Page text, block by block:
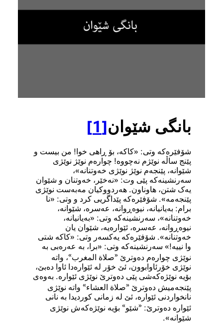
بانگی شێوان[1]
شۆفێرەکە وتی: «کاکە، بۆ ڕاهی خوا! من بیست و
پێنج ساڵە نوێژم نەچووە! چوارەم نوێژ نوێژی
شێوانە، پێنجەم نوێژ نوێژی خەوتنانە»،
سەرنشینەکە پێی وت: «نەخێر، خەوتنان و شێوان
یەک شتن، هاوناون. هەردووکیان مەبەست نوێژی
پێنجەمە». شۆفێرەکە پێداگریی کرد و وتی: «نا
برام: بەیانیانە، نیوەڕوانە، عەسرە، شێوانە،
خەوتنانە»، سەرنشینەکە وتی: «بەیانیانە،
نیوەڕوانە، عەسرە، ئێوارەیە، شێوان یان
خەوتنانە». شۆفێرەکە یەکسەر وتی: «کاکە شتی
وا نییە!» سەرنشینەکە وتی: «برا، بە عەرەبی بە
نوێژی چوارەم دەوترێ «صلاة المغرب»، واتە
نوێژی خۆرئاوابوون، ئێ خۆر لە ئێوارەدا ئاوا دەبێ،
بۆیە نوێژەکەشی پێی دەوترێ نوێژی ئێوارە. بەوەی
پێنجەمیش دەوترێ «صلاة العشاء» واتە نوێژی
نانخواردنی ئێوارە، ئێ لە زمانی کوردیدا بە نانی
ئێوارە دەوترێ: «شێو» بۆیە نوێژەکەش نوێژی
شێوانە».